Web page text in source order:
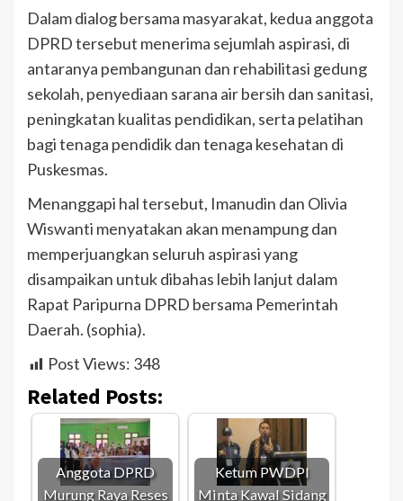
Dalam dialog bersama masyarakat, kedua anggota
DPRD tersebut menerima sejumlah aspirasi, di
antaranya pembangunan dan rehabilitasi gedung
sekolah, penyediaan sarana air bersih dan sanitasi,
peningkatan kualitas pendidikan, serta pelatihan
bagi tenaga pendidik dan tenaga kesehatan di
Puskesmas.
Menanggapi hal tersebut, Imanudin dan Olivia
Wiswanti menyatakan akan menampung dan
memperjuangkan seluruh aspirasi yang
disampaikan untuk dibahas lebih lanjut dalam
Rapat Paripurna DPRD bersama Pemerintah
Daerah. (sophia).
Post Views: 348
Related Posts:
Anggota DPRD
Murung Raya Reses
Ketum PWDPI
Minta Kawal Sidang